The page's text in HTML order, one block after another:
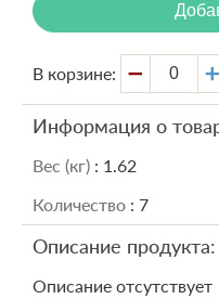
В корзине:
Информация о
Вес (кг) : 1.62
Количество : 7
Описание продукта:
Описание отсутствует